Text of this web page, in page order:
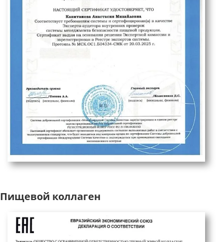
Пищевой коллаген